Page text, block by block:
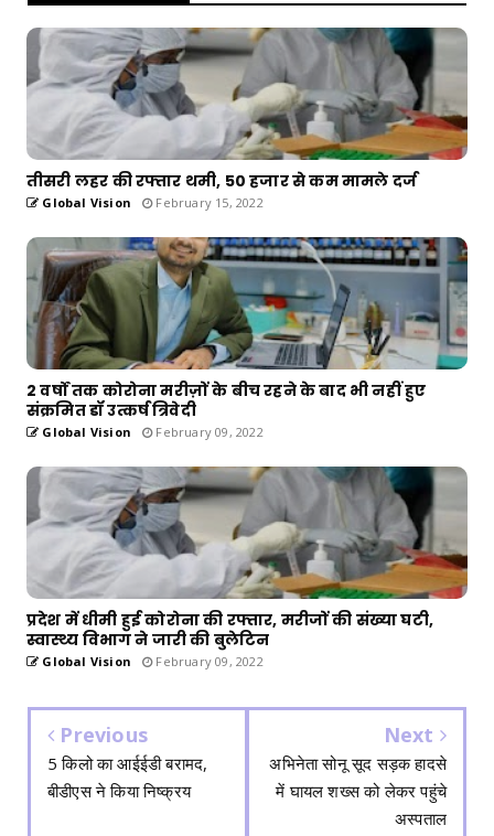
तीसरी लहर की रफ्तार थमी, 50 हजार से कम मामले दर्ज
Global Vision February 15, 2022
2 वर्षों तक कोरोना मरीज़ों के बीच रहने के बाद भी नहीं हुए
संक्रमित डॉ उत्कर्ष त्रिवेदी
Global Vision February 09, 2022
प्रदेश में धीमी हुई कोरोना की रफ्तार, मरीजों की संख्या घटी,
स्वास्थ्य विभाग ने जारी की बुलेटिन
Global Vision February 09, 2022
Previous
5 किलो का आईईडी बरामद,
बीडीएस ने किया निष्क्रय
Next
अभिनेता सोनू सूद सड़क हादसे
में घायल शख्स को लेकर पहुंचे
अस्पताल